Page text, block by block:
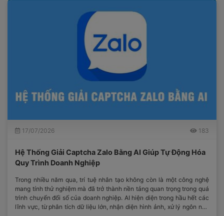
17/07/2026 183
Hệ Thống Giải Captcha Zalo Bằng AI Giúp Tự Động Hóa
Quy Trình Doanh Nghiệp
Trong nhiều năm qua, trí tuệ nhân tạo không còn là một công nghệ
mang tính thử nghiệm mà đã trở thành nền tảng quan trọng trong quá
trình chuyển đổi số của doanh nghiệp. AI hiện diện trong hầu hết các
lĩnh vực, từ phân tích dữ liệu lớn, nhận diện hình ảnh, xử lý ngôn ngữ